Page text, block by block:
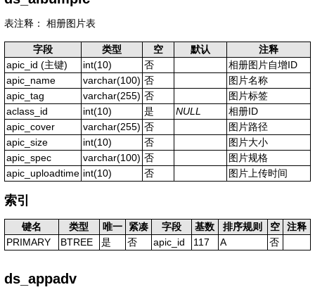
表注释： 相册图片表
字段 类型 空 默认
注释
apic_id (主键) int(10) 否
相册图片自增ID
apic_name
varchar(100) 否
图片名称
apic_tag
varchar(255) 否
图片标签
aclass_id
int(10) 是 NULL
相册ID
apic_cover
varchar(255) 否
图片路径
apic_size
int(10) 否
图片大小
apic_spec
varchar(100) 否
图片规格
apic_uploadtime int(10) 否 图片上传时间
索引
键名 类型 唯一 紧凑 字段 基数 排序规则 空
注释
PRIMARY
BTREE 是 否 apic_id 117 A 否
ds_appadv